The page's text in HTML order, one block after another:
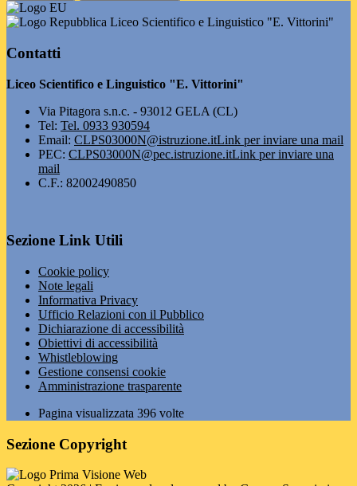
Liceo Scientifico e Linguistico "E. Vittorini"
Contatti
Liceo Scientifico e Linguistico "E. Vittorini"
Via Pitagora s.n.c. - 93012 GELA (CL)
Tel: Tel. 0933 930594
Email: CLPS03000N@istruzione.itLink per inviare una mail
PEC: CLPS03000N@pec.istruzione.itLink per inviare una
mail
C.F.: 82002490850
Sezione Link Utili
Cookie policy
Note legali
Informativa Privacy
Ufficio Relazioni con il Pubblico
Dichiarazione di accessibilità
Obiettivi di accessibilità
Whistleblowing
Gestione consensi cookie
Amministrazione trasparente
Pagina visualizzata 396 volte
Sezione Copyright